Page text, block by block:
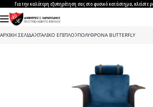
to
content
Για την καλύτερη εξυπηρέτηση σας στο φυσικό κατάστημα, κλείστε
ΑΡΧΙΚΗ ΣΕΛΙΔΑ>ΙΤΑΛΙΚΟ ΕΠΙΠΛΟ>ΠΟΛΥΘΡΟΝΑ BUTTERFLY